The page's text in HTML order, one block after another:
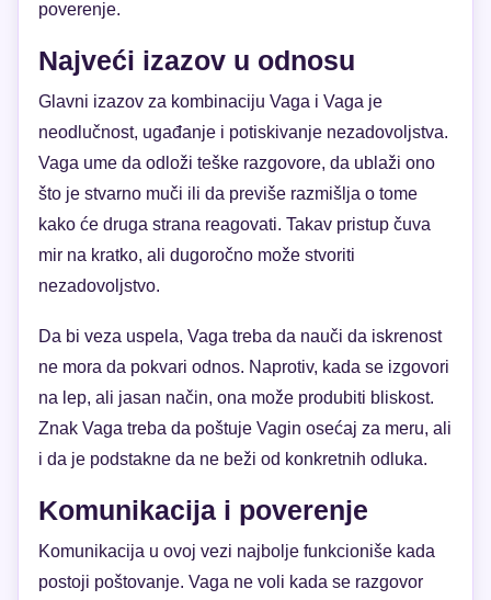
poverenje.
Najveći izazov u odnosu
Glavni izazov za kombinaciju Vaga i Vaga je
neodlučnost, ugađanje i potiskivanje nezadovoljstva.
Vaga ume da odloži teške razgovore, da ublaži ono
što je stvarno muči ili da previše razmišlja o tome
kako će druga strana reagovati. Takav pristup čuva
mir na kratko, ali dugoročno može stvoriti
nezadovoljstvo.
Da bi veza uspela, Vaga treba da nauči da iskrenost
ne mora da pokvari odnos. Naprotiv, kada se izgovori
na lep, ali jasan način, ona može produbiti bliskost.
Znak Vaga treba da poštuje Vagin osećaj za meru, ali
i da je podstakne da ne beži od konkretnih odluka.
Komunikacija i poverenje
Komunikacija u ovoj vezi najbolje funkcioniše kada
postoji poštovanje. Vaga ne voli kada se razgovor